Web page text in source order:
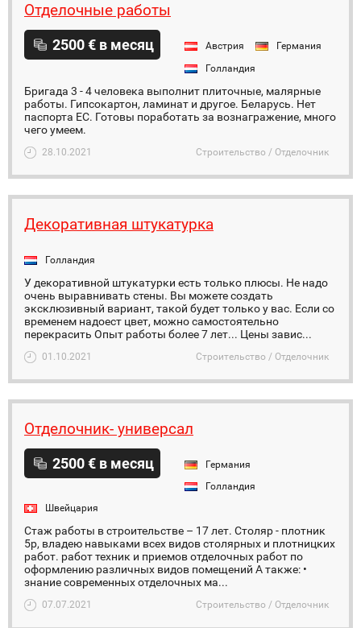
Отделочные работы
2500 € в месяц Австрия
Германия
Голландия
Бригада 3 - 4 человека выполнит плиточные, малярные
работы. Гипсокартон, ламинат и другое. Беларусь. Нет
паспорта ЕС. Готовы поработать за вознагражение, много
чего умеем.
28.10.2021 Строительство / Отделочник
Декоративная штукатурка
Голландия
У декоративной штукатурки есть только плюсы. Не надо
очень выравнивать стены. Вы можете создать
эксклюзивный вариант, такой будет только у вас. Если со
временем надоест цвет, можно самостоятельно
перекрасить Опыт работы более 7 лет... Цены завис...
01.10.2021 Строительство / Отделочник
Отделочник- универсал
2500 € в месяц
Германия
Голландия
Швейцария
Стаж работы в строительстве – 17 лет. Столяр - плотник
5р, владею навыками всех видов столярных и плотницких
работ. работ техник и приемов отделочных работ по
оформлению различных видов помещений А также: •
знание современных отделочных ма...
07.07.2021 Строительство / Отделочник